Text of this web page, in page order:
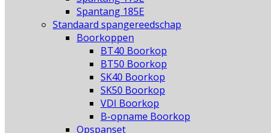
Spantang 185E
Standaard spangereedschap
Boorkoppen
BT40 Boorkop
BT50 Boorkop
SK40 Boorkop
SK50 Boorkop
VDI Boorkop
B-opname Boorkop
Opspanset